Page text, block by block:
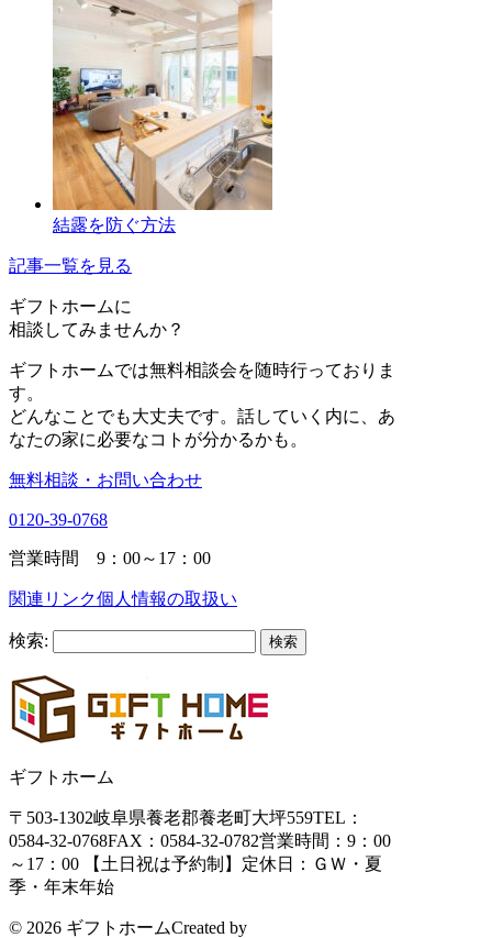
結露を防ぐ方法
記事一覧を見る
ギフトホームに
相談 してみませんか？
ギフトホームでは無料相談会を随時行っておりま
す。
どんなことでも大丈夫です。話していく内に、あ
なたの家に必要なコトが分かるかも。
無料相談・お問い合わせ
0120-39-0768
営業時間 9：00～17：00
関連リンク個人情報の取扱い
検索:
ギフトホーム
〒503-1302岐阜県養老郡養老町大坪559TEL：
0584-32-0768FAX：0584-32-0782営業時間：9：00
～17：00 【土日祝は予約制】 定休日：ＧＷ・夏
季・年末年始
© 2026 ギフトホームCreated by